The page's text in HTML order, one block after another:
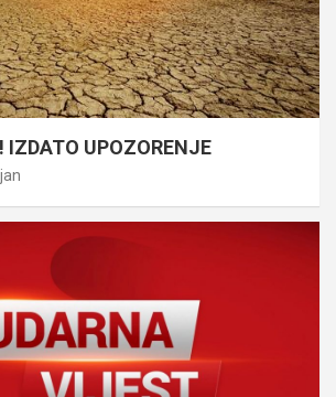
IZDATO UPOZORENJE